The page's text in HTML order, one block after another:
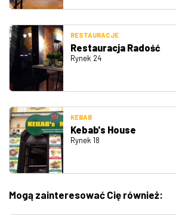
RESTAURACJE
Restauracja Radość
Rynek 24
KEBAB
Kebab's House
Rynek 18
Mogą zainteresować Cię również: